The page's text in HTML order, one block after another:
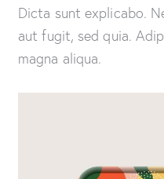
Dicta sunt explicabo.
aut fugit, sed quia.
magna aliqua.